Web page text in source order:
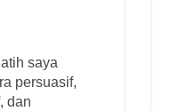
saya
persuasif,
dan